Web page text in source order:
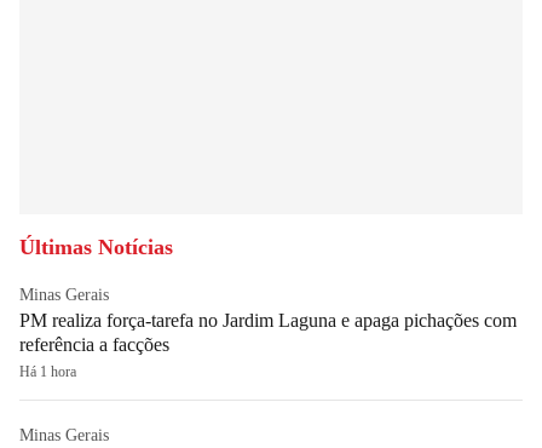
Últimas Notícias
Minas Gerais
PM realiza força-tarefa no Jardim Laguna e apaga pichações com
referência a facções
Há 1 hora
Minas Gerais